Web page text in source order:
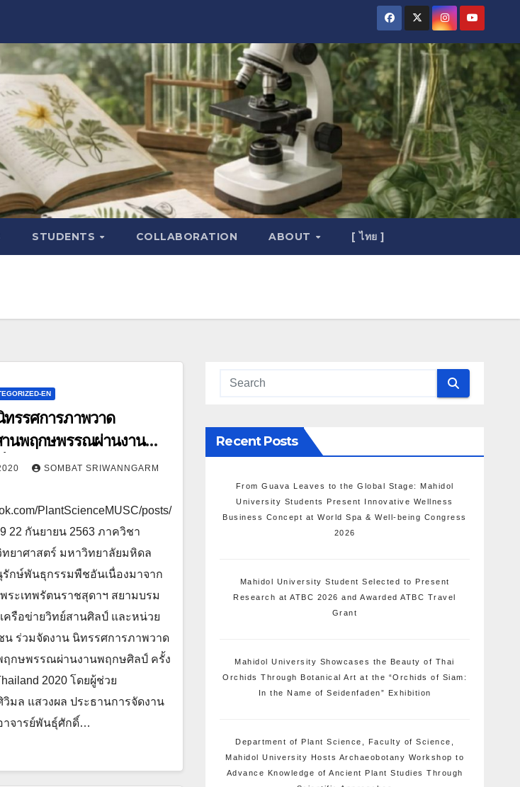
STUDENTS COLLABORATION ABOUT [ ไทย ]
EN
รรศการภาพวาด
นพฤกษพรรณผ่านงาน
SOMBAT SRIWANNGARM
PlantScienceMUSC/posts/
22 กันยายน 2563 ภาควิชา
ยาศาสตร์ มหาวิทยาลัยมหิดล
รักษ์พันธุกรรมพืชอันเนื่องมาจาก
ระเทพรัตนราชสุดาฯ สยามบรม
ครือข่ายวิทย์สานศิลป์ และหน่วย
น ร่วมจัดงาน นิทรรศการภาพวาด
ฤกษพรรณผ่านงานพฤกษศิลป์ ครั้ง
2020 โดยผู้ช่วย
วิมล แสวงผล ประธานการจัดงาน
าจารย์พันธุ์ศักดิ์…
Recent Posts
From Guava Leaves to the Global Stage: Mahidol
University Students Present Innovative Wellness
Business Concept at World Spa & Well-being Congress
2026
Mahidol University Student Selected to Present
Research at ATBC 2026 and Awarded ATBC Travel
Grant
Mahidol University Showcases the Beauty of Thai
Orchids Through Botanical Art at the “Orchids of Siam:
In the Name of Seidenfaden” Exhibition
Department of Plant Science, Faculty of Science,
Mahidol University Hosts Archaeobotany Workshop to
Advance Knowledge of Ancient Plant Studies Through